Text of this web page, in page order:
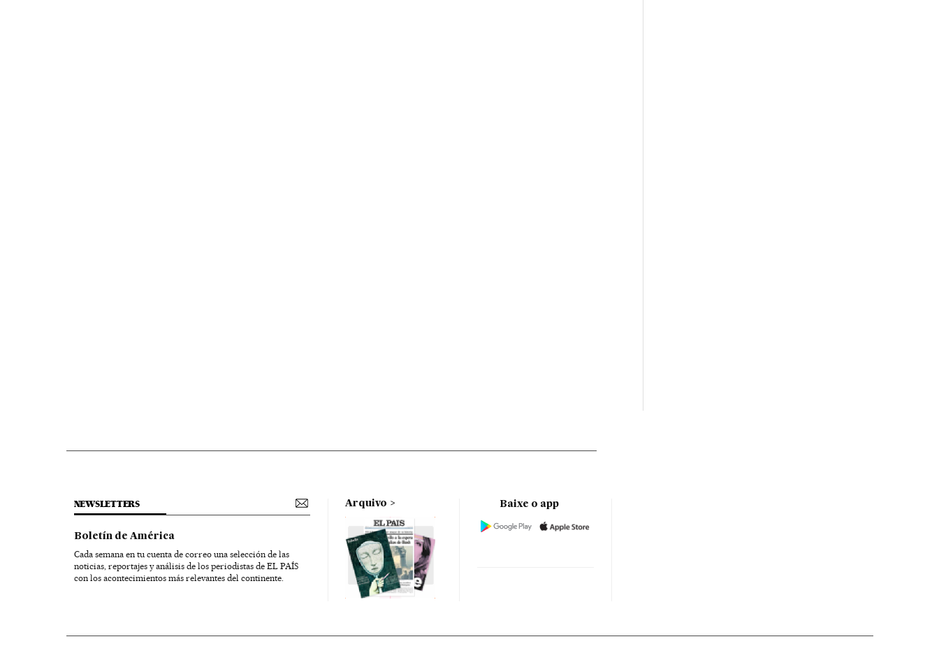
NEWSLETTERS
Boletín de América
Cada semana en tu cuenta de correo una selección de las
noticias, reportajes y análisis de los periodistas de EL PAÍS
con los acontecimientos más relevantes del continente.
Arquivo Baixe o app